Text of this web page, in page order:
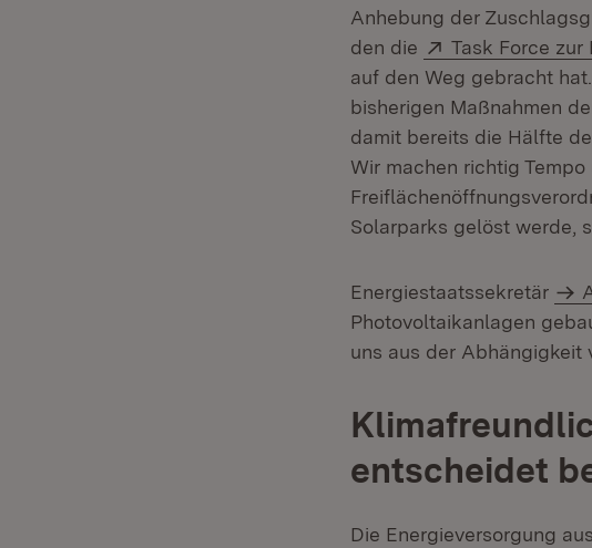
Anhebung der
den die
Extern:
Task Force
auf den Weg gebracht
bisherigen Maßnahmen
damit bereits die Hälfte
Wir machen richtig
Solarparks gelöst werde,
Energiestaatssekretär
Photovoltaikanlagen
uns aus der Abhängigkeit
entscheidet
Die Energieversorgung